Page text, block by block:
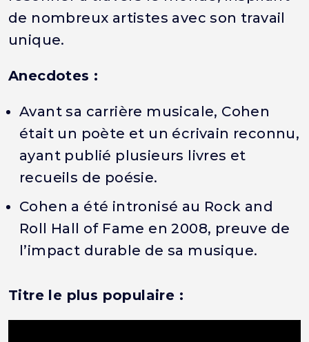
de nombreux artistes avec son travail
unique.
Anecdotes :
Avant sa carrière musicale, Cohen
était un poète et un écrivain reconnu,
ayant publié plusieurs livres et
recueils de poésie.
Cohen a été intronisé au Rock and
Roll Hall of Fame en 2008, preuve de
l’impact durable de sa musique.
Titre le plus populaire :